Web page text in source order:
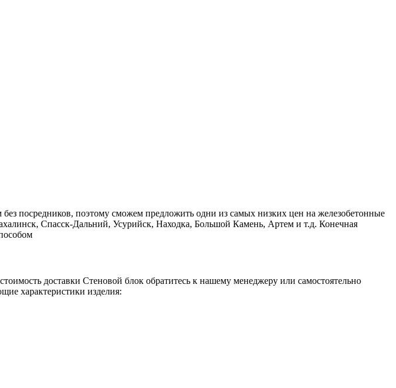
посредников, поэтому сможем предложить одни из самых низких цен на железобетонные
Спасск-Дальний, Усурийск, Находка, Большой Камень, Артем и т.д. Конечная
доставки Стеновой блок обратитесь к нашему менеджеру или самостоятельно
характеристики изделия: